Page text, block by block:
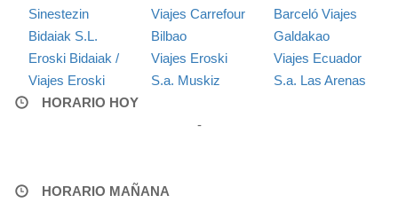
Sinestezin
Bidaiak S.L.
Viajes Carrefour
Bilbao
Barceló Viajes
Galdakao
Eroski Bidaiak /
Viajes Eroski
Viajes Eroski
S.a. Muskiz
Viajes Ecuador
S.a. Las Arenas
HORARIO HOY
-
HORARIO MAÑANA